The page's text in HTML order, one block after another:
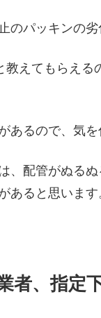
パッキンの劣
えてもらえる
るので、気を
、配管がぬる
あると思いま
者、指定